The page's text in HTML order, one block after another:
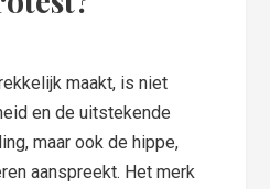
maakt, is niet
en de uitstekende
maar ook de hippe,
aanspreekt. Het merk